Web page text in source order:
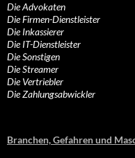
Die Advokaten
Die Firmen-Dienstleister
Die Inkassierer
Die IT-Dienstleister
Die Sonstigen
Die Streamer
Die Vertriebler
Die Zahlungsabwickler
Branchen, Gefahren und